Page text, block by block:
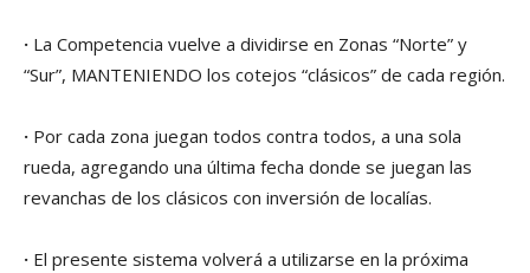
· La Competencia vuelve a dividirse en Zonas “Norte” y
“Sur”, MANTENIENDO los cotejos “clásicos” de cada región.
· Por cada zona juegan todos contra todos, a una sola
rueda, agregando una última fecha donde se juegan las
revanchas de los clásicos con inversión de localías.
· El presente sistema volverá a utilizarse en la próxima